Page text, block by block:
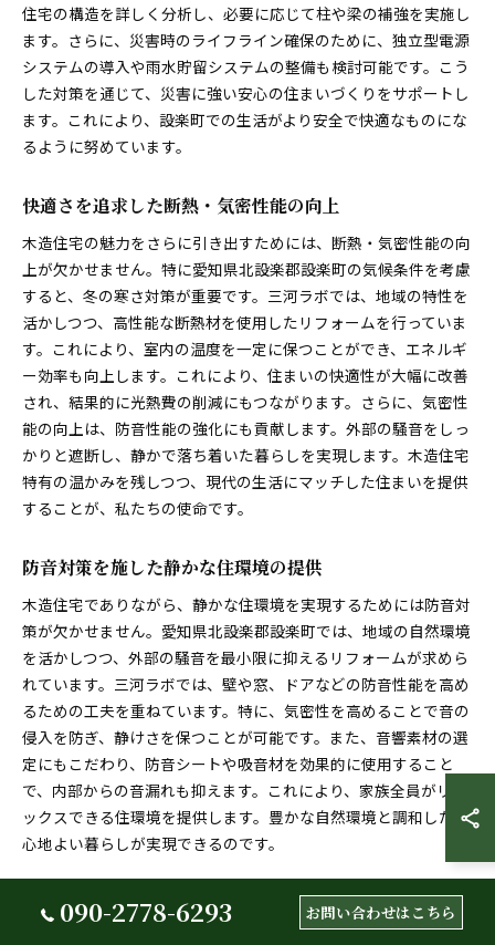
住宅の構造を詳しく分析し、必要に応じて柱や梁の補強を実施し
ます。さらに、災害時のライフライン確保のために、独立型電源
システムの導入や雨水貯留システムの整備も検討可能です。こう
した対策を通じて、災害に強い安心の住まいづくりをサポートし
ます。これにより、設楽町での生活がより安全で快適なものにな
るように努めています。
快適さを追求した断熱・気密性能の向上
木造住宅の魅力をさらに引き出すためには、断熱・気密性能の向
上が欠かせません。特に愛知県北設楽郡設楽町の気候条件を考慮
すると、冬の寒さ対策が重要です。三河ラボでは、地域の特性を
活かしつつ、高性能な断熱材を使用したリフォームを行っていま
す。これにより、室内の温度を一定に保つことができ、エネルギ
ー効率も向上します。これにより、住まいの快適性が大幅に改善
され、結果的に光熱費の削減にもつながります。さらに、気密性
能の向上は、防音性能の強化にも貢献します。外部の騒音をしっ
かりと遮断し、静かで落ち着いた暮らしを実現します。木造住宅
特有の温かみを残しつつ、現代の生活にマッチした住まいを提供
することが、私たちの使命です。
防音対策を施した静かな住環境の提供
木造住宅でありながら、静かな住環境を実現するためには防音対
策が欠かせません。愛知県北設楽郡設楽町では、地域の自然環境
を活かしつつ、外部の騒音を最小限に抑えるリフォームが求めら
れています。三河ラボでは、壁や窓、ドアなどの防音性能を高め
るための工夫を重ねています。特に、気密性を高めることで音の
侵入を防ぎ、静けさを保つことが可能です。また、音響素材の選
定にもこだわり、防音シートや吸音材を効果的に使用すること
で、内部からの音漏れも抑えます。これにより、家族全員がリラ
ックスできる住環境を提供します。豊かな自然環境と調和した、
心地よい暮らしが実現できるのです。
住まいの健康を考慮した空気環境の改善
090-2778-6293 お問い合わせはこちら